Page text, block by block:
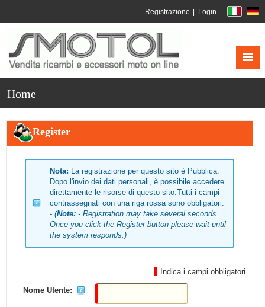
Registrazione Login
Home
Register
Nota: La registrazione per questo sito è Pubblica.
Dopo l'invio dei dati personali, è possibile accedere
direttamente le risorse di questo sito.Tutti i campi
contrassegnati con una riga rossa sono obbligatori.
- (Note: - Registration may take several seconds.
Once you click the Register button please wait until
the system responds.)
Indica i campi obbligatori
Nome Utente: